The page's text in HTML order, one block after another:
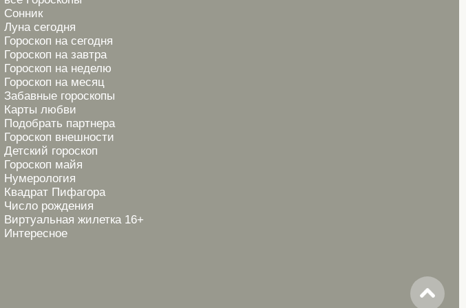
Сонник
Луна сегодня
Гороскоп на сегодня
Гороскоп на завтра
Гороскоп на неделю
Гороскоп на месяц
Забавные гороскопы
Карты любви
Подобрать партнера
Гороскоп внешности
Детский гороскоп
Гороскоп майя
Нумерология
Квадрат Пифагора
Число рождения
Виртуальная жилетка 16+
Интересное